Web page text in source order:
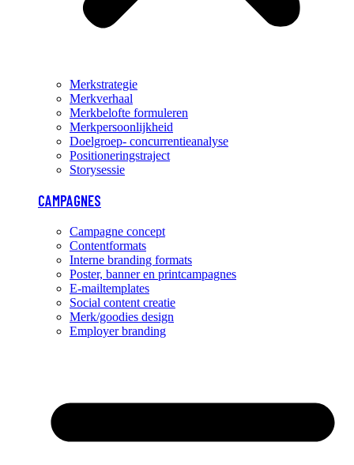
Merkstrategie
Merkverhaal
Merkbelofte formuleren
Merkpersoonlijkheid
Doelgroep- concurrentieanalyse
Positioneringstraject
Storysessie
CAMPAGNES
Campagne concept
Contentformats
Interne branding formats
Poster, banner en printcampagnes
E-mailtemplates
Social content creatie
Merk/goodies design
Employer branding